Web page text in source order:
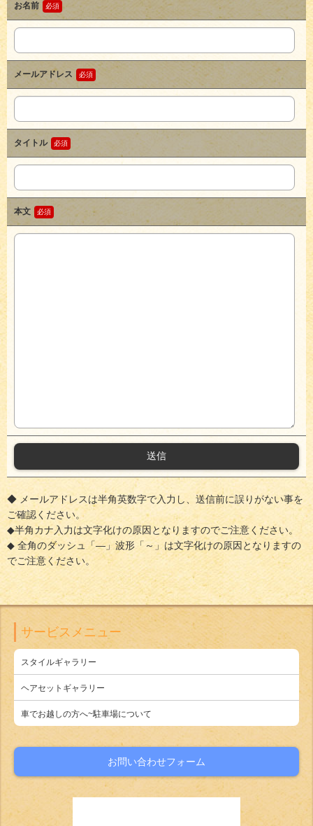
お名前
メールアドレス
タイトル
本文
◆ メールアドレスは半角英数字で入力し、送信前に誤りがない事を
ご確認ください。
◆半角カナ入力は文字化けの原因となりますのでご注意ください。
◆ 全角のダッシュ「―」波形「～」は文字化けの原因となりますの
でご注意ください。
サービスメニュー
スタイルギャラリー
ヘアセットギャラリー
車でお越しの方へ~駐車場について
お問い合わせフォーム